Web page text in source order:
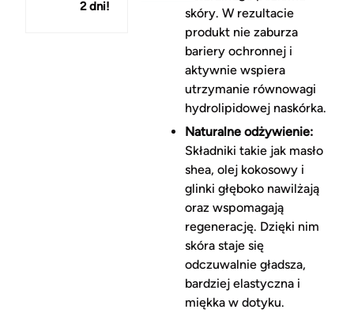
2 dni!
skóry. W rezultacie
produkt nie zaburza
bariery ochronnej i
aktywnie wspiera
utrzymanie równowagi
hydrolipidowej naskórka.
Naturalne odżywienie:
Składniki takie jak masło
shea, olej kokosowy i
glinki głęboko nawilżają
oraz wspomagają
regenerację. Dzięki nim
skóra staje się
odczuwalnie gładsza,
bardziej elastyczna i
miękka w dotyku.